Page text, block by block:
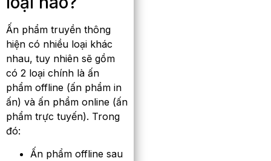
Ấn phẩm truyền thông
hiện có nhiều loại khác
nhau, tuy nhiên sẽ gồm
có 2 loại chính là ấn
phẩm offline (ấn phẩm in
ấn) và ấn phẩm online (ấn
phẩm trực tuyến). Trong
đó:
Ấn phẩm offline sau